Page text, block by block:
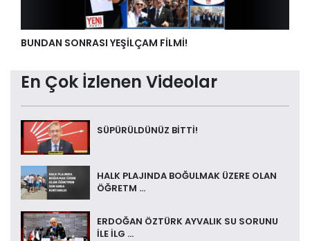
BUNDAN SONRASI YEŞİLÇAM FİLMİ!
En Çok İzlenen Videolar
SÜPÜRÜLDÜNÜZ BİTTİ!
HALK PLAJINDA BOĞULMAK ÜZERE OLAN
ÖĞRETM ...
ERDOĞAN ÖZTÜRK AYVALIK SU SORUNU
İLE İLG ...